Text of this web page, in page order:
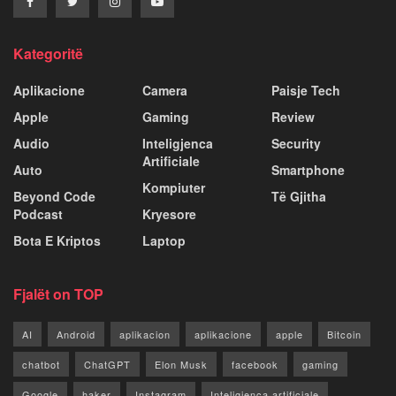
Kategoritë
Aplikacione
Apple
Audio
Auto
Beyond Code
Podcast
Bota E Kriptos
Camera
Gaming
Inteligjenca
Artificiale
Kompiuter
Kryesore
Laptop
Paisje Tech
Review
Security
Smartphone
Të Gjitha
Fjalët on TOP
AI Android aplikacion aplikacione apple Bitcoin
chatbot ChatGPT Elon Musk facebook gaming